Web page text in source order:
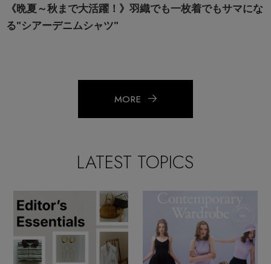
《晩夏～秋まで大活躍！》羽織でも一枚着でもサマにな
る"シアーデニムシャツ"
MORE
LATEST TOPICS